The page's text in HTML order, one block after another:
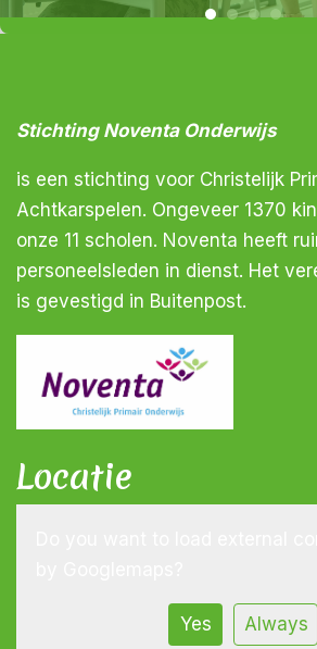
Stichting Noventa Onderwijs
is een stichting voor Christelijk
Achtkarspelen. Ongeveer 1370
onze 11 scholen. Noventa heeft
personeelsleden in dienst. Het
is gevestigd in Buitenpost.
Locatie
Yes Always